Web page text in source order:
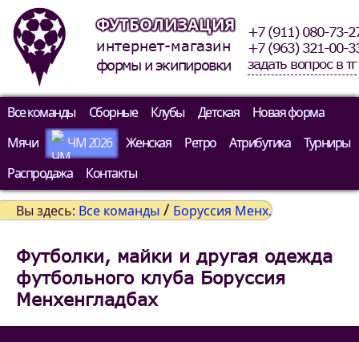
ФУТБОЛИЗАЦИЯ
интернет-магазин
формы и экипировки
+7 (911) 080-73-
+7 (963) 321-00-
задать вопрос в тг
Все команды Сборные Клубы Детская
Новая форма
Мячи
ЧМ 2026 Женская Ретро Атрибутика
Турниры
Распродажа
Контакты
Вы здесь: Все команды / Боруссия Менх.
Футболки, майки и другая одежда
футбольного клуба Боруссия
Менхенгладбах